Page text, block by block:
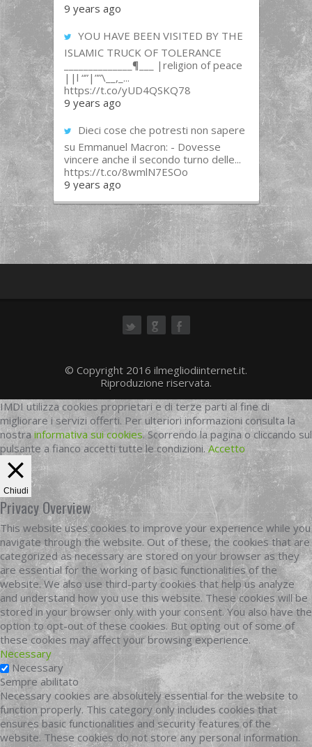
9 years ago
YOU HAVE BEEN VISITED BY THE
ISLAMIC TRUCK OF TOLERANCE
______________¶___ |religion of peace
||l “”|””\__,_...
https://t.co/yUD4QSKQ78
9 years ago
Dieci cose che potresti non sapere
su Emmanuel Macron: - Dovesse
vincere anche il secondo turno delle...
https://t.co/8wmlN7ESOo
9 years ago
© Copyright 2016 ilmegliodiinternet.it.
Riproduzione riservata.
IMDI utilizza cookies proprietari e di terze parti al fine di
migliorare i servizi offerti. Per ulteriori informazioni consulta la
nostrainformativa sui cookies. Scorrendo la pagina o cliccando sul
pulsante a fianco accetti tutte le condizioni.Accetto
Chiudi
Privacy Overview
This website uses cookies to improve your experience while you
navigate through the website. Out of these, the cookies that are
categorized as necessary are stored on your browser as they
are essential for the working of basic functionalities of the
website. We also use third-party cookies that help us analyze
and understand how you use this website. These cookies will be
stored in your browser only with your consent. You also have the
option to opt-out of these cookies. But opting out of some of
these cookies may affect your browsing experience.
Necessary
Necessary
Sempre abilitato
Necessary cookies are absolutely essential for the website to
function properly. This category only includes cookies that
ensures basic functionalities and security features of the
website. These cookies do not store any personal information.